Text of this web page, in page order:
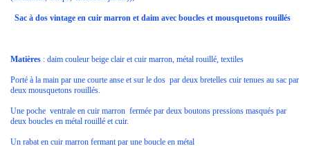
Sac à dos vintage en cuir marron et daim avec boucles et mousquetons rouillés
Matières : daim couleur beige clair et cuir marron, métal rouillé, textiles
Porté à la main par une courte anse et sur le dos par deux bretelles cuir tenues au sac par
deux mousquetons rouillés.
Une poche ventrale en cuir marron fermée par deux boutons pressions masqués par
deux boucles en métal rouillé et cuir.
Un rabat en cuir marron fermant par une boucle en métal